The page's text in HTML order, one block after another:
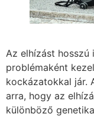
Az elhízást hosszú
problémaként
kockázatokkal jár.
arra, hogy az
különböző